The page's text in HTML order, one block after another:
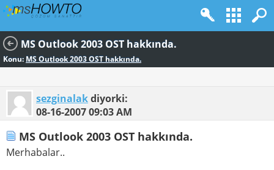
MS Outlook 2003 OST hakkında.
Konu: MS Outlook 2003 OST hakkında.
sezginalakdiyorki:
08-16-200709:03 AM
MS Outlook 2003 OST hakkında.
Merhabalar..